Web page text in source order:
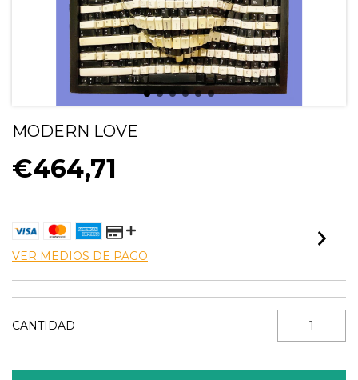
MODERN LOVE
€464,71
VER MEDIOS DE PAGO
CANTIDAD